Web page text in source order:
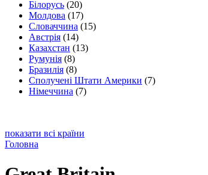
Білорусь (20)
Молдова (17)
Словаччина (15)
Австрія (14)
Казахстан (13)
Румунія (8)
Бразилія (8)
Сполучені Штати Америки (7)
Німеччина (7)
показати всі країни
Головна